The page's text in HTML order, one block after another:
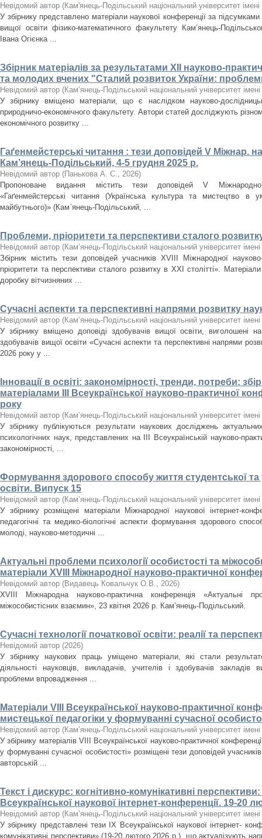
Невідомий автор (Кам'янець-Подільський національний університет імені
У збірнику представлено матеріали наукової конференції за
вищої освіти фізико-математичного факультету Кам’янець-
Івана Огієнка ...
Збірник матеріалів за результатами XІI науково-
та молодих вчених "Сталий розвиток України:
Невідомий автор (Кам’янець-Подільський національний університет
У збірнику вміщено матеріали, що є наслідком науково-
природничо-економічного факультету. Автори статей досліджують
економічного розвитку ...
Гаґенмейстерські читання : тези доповідей V Міжнар.
Кам’янець-Подільський, 4-5 грудня 2025 р.
Невідомий автор (Панькова А. С., 2026)
Пропоноване видання містить тези доповідей V Міжнародної
«Гаґенмейстерські читання (Українська культура та мистецтво в
майбутнього)» (Кам`янець-Подільський, ...
Проблеми, пріоритети та перспективи сталого розвитку
Невідомий автор (Кам’янець-Подільський національний університет
Збірник містить тези доповідей учасників XVІІІ Міжнародної
пріоритети та перспективи сталого розвитку в ХХІ столітті».
доробку вітчизняних ...
Сучасні аспекти та перспективні напрями розвитку
Невідомий автор (Кам’янець-Подільський національний університет
У збірнику вміщено доповіді здобувачів вищої освіти, виголошені
здобувачів вищої освіти «Сучасні аспекти та перспективні напрями
2026 року у ...
Інновації в освіті: закономірності, тренди, потреби:
матеріалами ІІІ Всеукраїнської науково-практичної
року
Невідомий автор (Кам’янець-Подільський національний університет
У збірнику публікуються результати наукових досліджень
психологічних наук, представлених на ІІІ Всеукраїнській науково-
закономірності, ...
Формування здорового способу життя студентської та
освіти. Випуск 15
Невідомий автор (Кам’янець-Подільський національний університет
У збірнику розміщені матеріали Міжнародної наукової інтернет-
педагогічні та медико-біологічні аспекти формування здорового
молоді, науково-методичні ...
Актуальні проблеми психології особистості та
матеріали XVIIІ Міжнародної науково-практичної
Невідомий автор (Видавець Ковальчук О.В., 2026)
XVІІІ Міжнародна науково-практична конференція «Актуальні
міжособистісних взаємин», 23 квітня 2026 р. Кам’янець-Подільський.
Сучасні технології початкової освіти: реалії та
Невідомий автор (2026)
У збірнику наукових праць уміщено матеріали, які стали
діяльності науковців, викладачів, учителів і здобувачів закладів
проблеми впровадження ...
Матеріали VІІІ Всеукраїнської науково-практичної
мистецької педагогіки у формуванні сучасної
Невідомий автор (Кам’янець-Подільський національний університет
У збірнику матеріалів VІІІ Всеукраїнської науково-практичної
у формуванні сучасної особистості» розміщені тези доповідей
авторській ...
Текст і дискурс: когнітивно-комунікативні
Всеукраїнської наукової інтер­нет-конференції. 19-20
Невідомий автор (Кам’янець-Подільський національний університет
У збірнику представлені тези ІХ Всеукраїнської наукової інтернет-
комунікативні перспективи» (19-20 лютого 2026 р.), що актуалізують